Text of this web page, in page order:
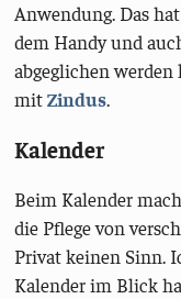
Anwendung. Das
dem Handy und
abgeglichen
mitZindus.
Kalender
Beim Kalender
die Pflege von
Privat keinen Sinn.
Kalender im Blick